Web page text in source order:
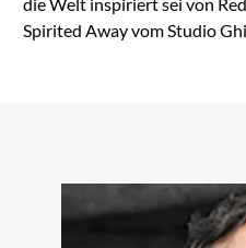
die Welt inspiriert sei von
Spirited Away vom Studio